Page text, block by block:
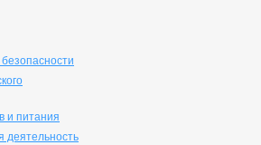
и питания
деятельность